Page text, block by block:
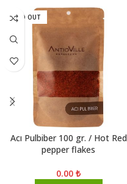
SOLD OUT
Acı Pulbiber 100 gr. / Hot Red
pepper flakes
0.00 ₺